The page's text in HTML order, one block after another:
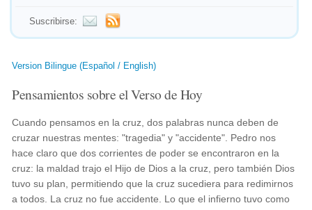
Suscribirse:
Version Bilingue (Español / English)
Pensamientos sobre el Verso de Hoy
Cuando pensamos en la cruz, dos palabras nunca deben de
cruzar nuestras mentes: "tragedia" y "accidente". Pedro nos
hace claro que dos corrientes de poder se encontraron en la
cruz: la maldad trajo el Hijo de Dios a la cruz, pero también Dios
tuvo su plan, permitiendo que la cruz sucediera para redimirnos
a todos. La cruz no fue accidente. Lo que el infierno tuvo como